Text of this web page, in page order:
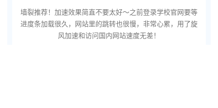
墙裂推荐！加速效果简直不要太好～之前登录学校官网要等
进度条加载很久，网站里的跳转也很慢，非常心累，用了旋
风加速和访问国内网站速度无差！